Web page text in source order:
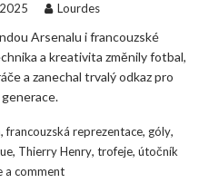
Lourdes
Arsenalu i francouzské
a kreativita změnily fotbal,
a zanechal trvalý odkaz pro
,francouzská reprezentace, góly,
, Thierry Henry, trofeje, útočník
a comment